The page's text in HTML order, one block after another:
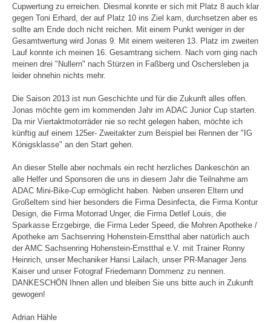
Cupwertung zu erreichen. Diesmal konnte er sich mit Platz 8 auch klar
gegen Toni Erhard, der auf Platz 10 ins Ziel kam, durchsetzen aber es
sollte am Ende doch nicht reichen. Mit einem Punkt weniger in der
Gesamtwertung wird Jonas 9. Mit einem weiteren 13. Platz im zweiten
Lauf konnte ich meinen 16. Gesamtrang sichern. Nach vorn ging nach
meinen drei "Nullern" nach Stürzen in Faßberg und Oschersleben ja
leider ohnehin nichts mehr.
Die Saison 2013 ist nun Geschichte und für die Zukunft alles offen.
Jonas möchte gern im kommenden Jahr im ADAC Junior Cup starten.
Da mir Viertaktmotorräder nie so recht gelegen haben, möchte ich
künftig auf einem 125er- Zweitakter zum Beispiel bei Rennen der "IG
Königsklasse" an den Start gehen.
An dieser Stelle aber nochmals ein recht herzliches Dankeschön an
alle Helfer und Sponsoren die uns in diesem Jahr die Teilnahme am
ADAC Mini-Bike-Cup ermöglicht haben. Neben unseren Eltern und
Großeltern sind hier besonders die Firma Desinfecta, die Firma Kontur
Design, die Firma Motorrad Unger, die Firma Detlef Louis, die
Sparkasse Erzgebirge, die Firma Leder Speed, die Mohren Apotheke /
Apotheke am Sachsenring Hohenstein-Ernstthal aber natürlich auch
der AMC Sachsenring Hohenstein-Ernstthal e.V. mit Trainer Ronny
Heinrich, unser Mechaniker Hansi Lailach, unser PR-Manager Jens
Kaiser und unser Fotograf Friedemann Dommenz zu nennen.
DANKESCHÖN Ihnen allen und bleiben Sie uns bitte auch in Zukunft
gewogen!
Adrian Hähle